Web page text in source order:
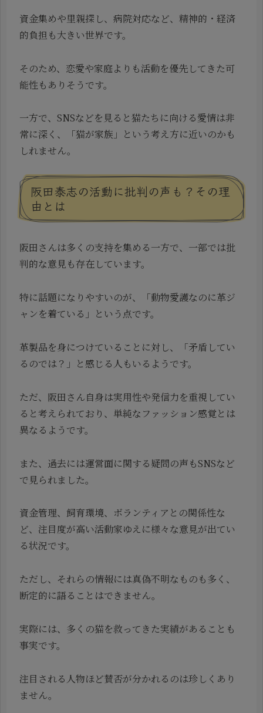
資金集めや里親探し、病院対応など、精神的・経済
的負担も大きい世界です。
そのため、恋愛や家庭よりも活動を優先してきた可
能性もありそうです。
一方で、SNSなどを見ると猫たちに向ける愛情は非
常に深く、「猫が家族」という考え方に近いのかも
しれません。
阪田泰志の活動に批判の声も？その理
由とは
阪田さんは多くの支持を集める一方で、一部では批
判的な意見も存在しています。
特に話題になりやすいのが、「動物愛護なのに革ジ
ャンを着ている」という点です。
革製品を身につけていることに対し、「矛盾してい
るのでは？」と感じる人もいるようです。
ただ、阪田さん自身は実用性や発信力を重視してい
ると考えられており、単純なファッション感覚とは
異なるようです。
また、過去には運営面に関する疑問の声もSNSなど
で見られました。
資金管理、飼育環境、ボランティアとの関係性な
ど、注目度が高い活動家ゆえに様々な意見が出てい
る状況です。
ただし、それらの情報には真偽不明なものも多く、
断定的に語ることはできません。
実際には、多くの猫を救ってきた実績があることも
事実です。
注目される人物ほど賛否が分かれるのは珍しくあり
ません。